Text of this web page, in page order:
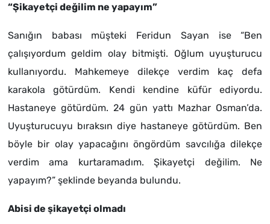
“Şikayetçi değilim ne yapayım”
Sanığın babası müşteki Feridun Sayan ise “Ben
çalışıyordum geldim olay bitmişti. Oğlum uyuşturucu
kullanıyordu. Mahkemeye dilekçe verdim kaç defa
karakola götürdüm. Kendi kendine küfür ediyordu.
Hastaneye götürdüm. 24 gün yattı Mazhar Osman’da.
Uyuşturucuyu bıraksın diye hastaneye götürdüm. Ben
böyle bir olay yapacağını öngördüm savcılığa dilekçe
verdim ama kurtaramadım. Şikayetçi değilim. Ne
yapayım?” şeklinde beyanda bulundu.
Abisi de şikayetçi olmadı